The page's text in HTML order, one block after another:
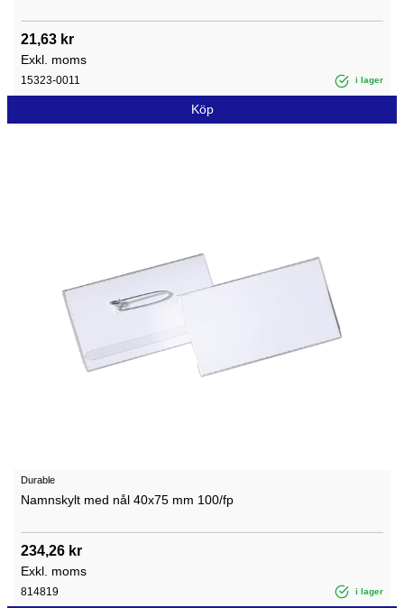
21,63 kr
Exkl. moms
15323-0011 i lager
Köp
Durable
Namnskylt med nål 40x75 mm 100/fp
234,26 kr
Exkl. moms
814819 i lager